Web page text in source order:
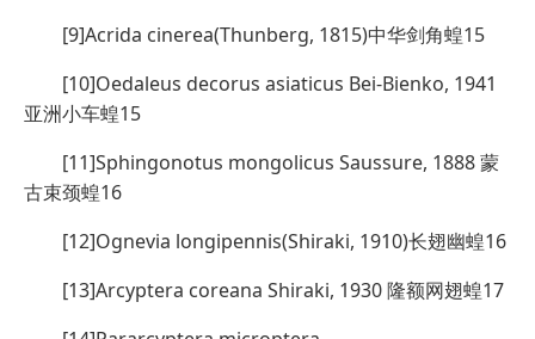
[9]Acrida cinerea(Thunberg, 1815)中华剑角蝗15
[10]Oedaleus decorus asiaticus Bei-Bienko, 1941
亚洲小车蝗15
[11]Sphingonotus mongolicus Saussure, 1888 蒙
古束颈蝗16
[12]Ognevia longipennis(Shiraki, 1910)长翅幽蝗16
[13]Arcyptera coreana Shiraki, 1930 隆额网翅蝗17